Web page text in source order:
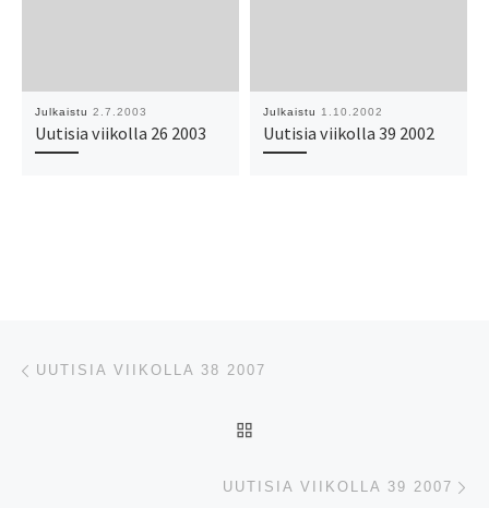
Julkaistu 2.7.2003
Uutisia viikolla 26 2003
Julkaistu 1.10.2002
Uutisia viikolla 39 2002
Artikkelien navigointi
UUTISIA VIIKOLLA 38 2007
UUTISIA VIIKOLLA 39 2007